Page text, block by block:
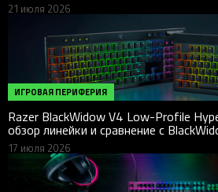
21 июля 2026
ИГРОВАЯ ПЕРИФЕРИЯ
Razer BlackWidow V4 Low-Profile
обзор линейки и сравнение с
17 июля 2026